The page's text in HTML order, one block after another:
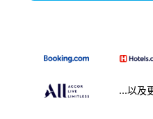
...以及